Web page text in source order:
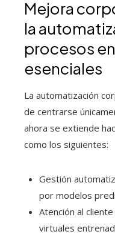
Mejora
la
procesos
esenciales
La automatización
de centrarse
ahora se extiende
como los siguientes:
Gestión
por modelos
Atención al
virtuales